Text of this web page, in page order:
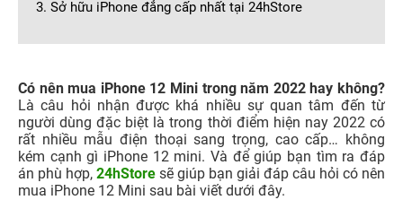
3. Sở hữu iPhone đẳng cấp nhất tại 24hStore
Có nên mua iPhone 12 Mini trong năm 2022 hay không?
Là câu hỏi nhận được khá nhiều sự quan tâm đến từ
người dùng đặc biệt là trong thời điểm hiện nay 2022 có
rất nhiều mẫu điện thoại sang trọng, cao cấp… không
kém cạnh gì iPhone 12 mini. Và để giúp bạn tìm ra đáp
án phù hợp, 24hStore sẽ giúp bạn giải đáp câu hỏi có nên
mua iPhone 12 Mini sau bài viết dưới đây.